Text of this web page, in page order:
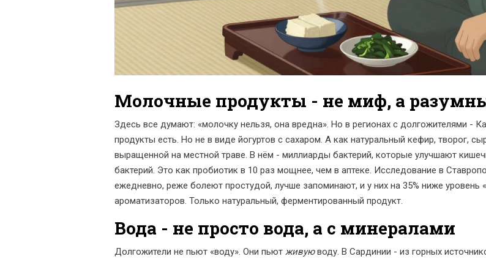
Молочные продукты - не миф, а
Здесь все думают: «молочку нельзя, она вредна». Но в регионах с долгожителями -
продукты есть. Но не в виде йогуртов с сахаром. А как натуральный кефир, творог,
выращенной на местной траве. В нём - миллиарды бактерий, которые улучшают
бактерий. Это как пробиотик в 10 раз мощнее, чем в аптеке. Исследование в
ежедневно, реже болеют простудой, лучше запоминают, и у них на 35% ниже уровень
ароматизаторов. Только натуральный, ферментированный продукт.
Вода - не просто вода, а с минералами
Долгожители не пьют «воду». Они пьют живуюводу. В Сардинии - из горных